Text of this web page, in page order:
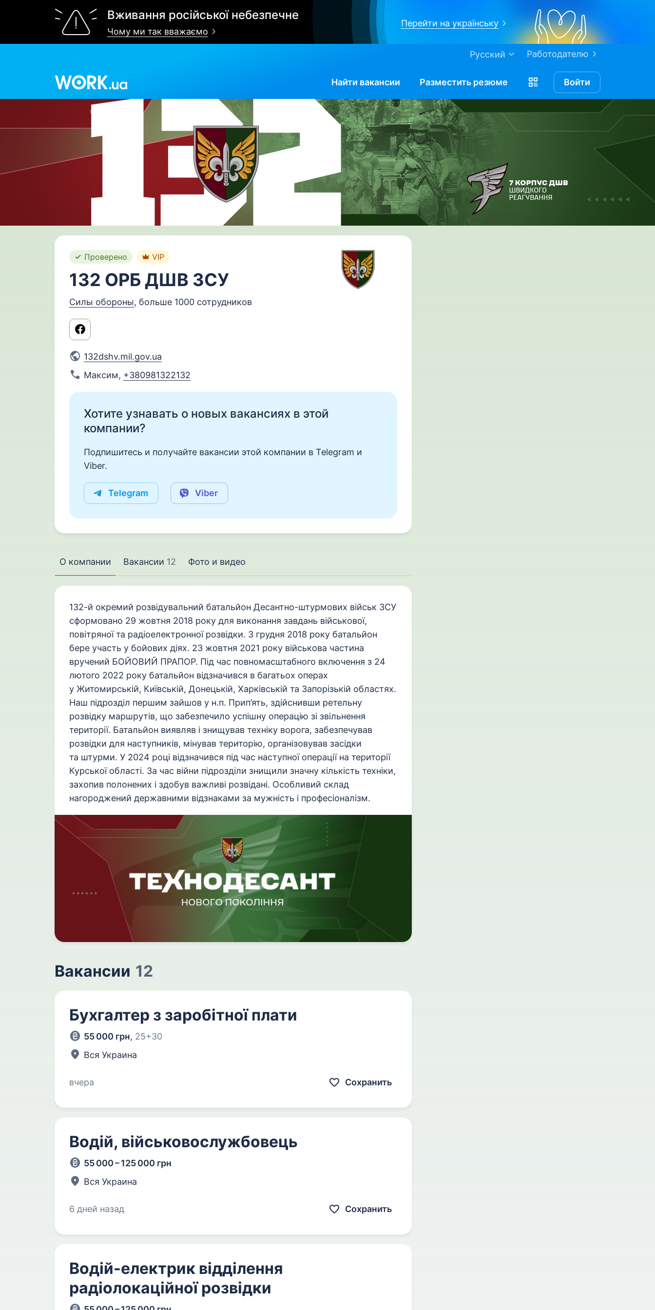
Вживання російської небезпечне
Чому ми так вважаємо
Перейти на українську
Работодателю
Русский
Найти вакансии Разместить резюме Войти
Проверено VIP
132 ОРБ ДШВ ЗСУ
Силы обороны, больше 1000 сотрудников
132dshv.mil.gov.ua
Максим, +380981322132
Хотите узнавать о новых вакансиях в этой
компании?
Подпишитесь и получайте вакансии этой компании в Telegram и
Viber.
Telegram Viber
О компании Вакансии 12 Фото и видео
132-й окремий розвідувальний батальйон Десантно-штурмових військ ЗСУ
сформовано 29 жовтня 2018 року для виконання завдань військової,
повітряної та радіоелектронної розвідки. З грудня 2018 року батальйон
бере участь у бойових діях. 23 жовтня 2021 року військова частина
вручений БОЙОВИЙ ПРАПОР. Під час повномасштабного включення з 24
лютого 2022 року батальйон відзначився в багатьох операх
у Житомирській, Київській, Донецькій, Харківській та Запорізькій областях.
Наш підрозділ першим зайшов у н.п. Прип’ять, здійснивши ретельну
розвідку маршрутів, що забезпечило успішну операцію зі звільнення
території. Батальйон виявляв і знищував техніку ворога, забезпечував
розвідки для наступників, мінував територію, організовував засідки
та штурми. У 2024 році відзначився під час наступної операції на території
Курської області. За час війни підрозділи знищили значну кількість техніки,
захопив полонених і здобув важливі розвідані. Особливий склад
нагороджений державними відзнаками за мужність і професіоналізм.
Вакансии 12
Бухгалтер з заробітної плати
55 000 грн, 25+30
Вся Украина
вчера Сохранить
Водій, військовослужбовець
55 000 – 125 000 грн
Вся Украина
6 дней назад Сохранить
Водій-електрик відділення
радіолокаційної розвідки